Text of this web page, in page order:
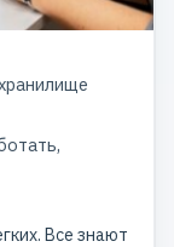
Все знают